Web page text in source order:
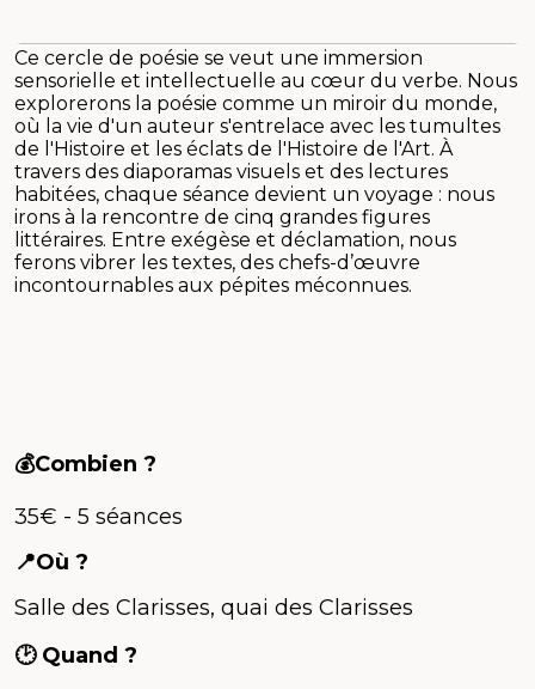
Ce cercle de poésie se veut une immersion
sensorielle et intellectuelle au cœur du verbe. Nous
explorerons la poésie comme un miroir du monde,
où la vie d'un auteur s'entrelace avec les tumultes
de l'Histoire et les éclats de l'Histoire de l'Art. À
travers des diaporamas visuels et des lectures
habitées, chaque séance devient un voyage : nous
irons à la rencontre de cinq grandes figures
littéraires. Entre exégèse et déclamation, nous
ferons vibrer les textes, des chefs-d’œuvre
incontournables aux pépites méconnues.
💰Combien ?
35€ - 5 séances
📍Où ?
Salle des Clarisses, quai des Clarisses
🕑 Quand ?